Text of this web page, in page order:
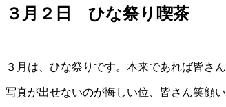
３月２日 ひな祭り喫茶
３月は、ひな祭りです。本来であれば皆さ
写真が出せないのが悔しい位、皆さん笑顔い